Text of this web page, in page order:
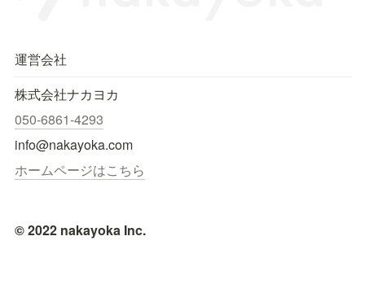
運営会社
株式会社ナカヨカ
050-6861-4293
info@nakayoka.com
ホームページはこちら
© 2022 nakayoka Inc.